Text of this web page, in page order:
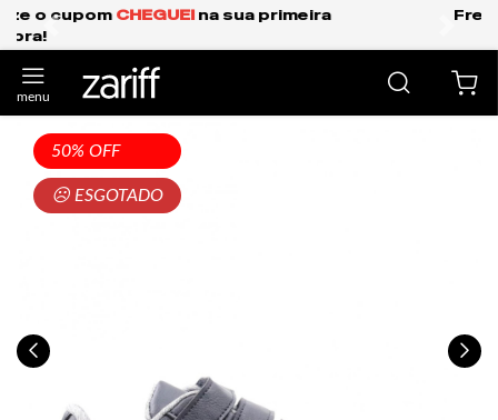
Frete Grátis Expresso para o Sul e São Paulo.
50% OFF
☹ ESGOTADO